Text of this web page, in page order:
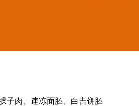
子肉、速冻面胚、白吉饼胚